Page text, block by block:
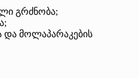
გრძნობა;
და მოლაპარაკების